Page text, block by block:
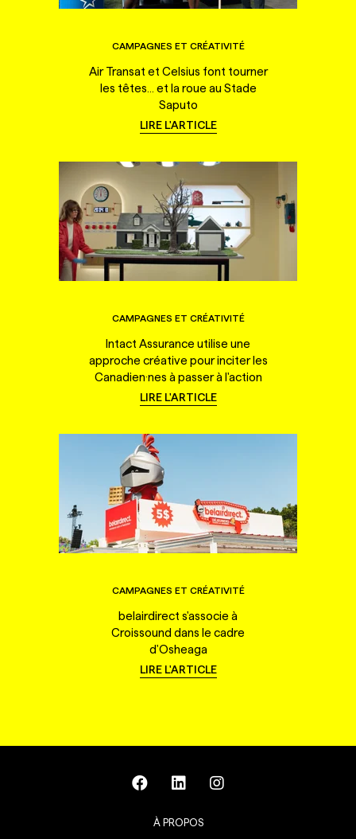
CAMPAGNES ET CRÉATIVITÉ
Air Transat et Celsius font tourner
les têtes... et la roue au Stade
Saputo
LIRE L'ARTICLE
CAMPAGNES ET CRÉATIVITÉ
Intact Assurance utilise une
approche créative pour inciter les
Canadien·nes à passer à l'action
LIRE L'ARTICLE
CAMPAGNES ET CRÉATIVITÉ
belairdirect s'associe à
Croissound dans le cadre
d'Osheaga
LIRE L'ARTICLE
À PROPOS